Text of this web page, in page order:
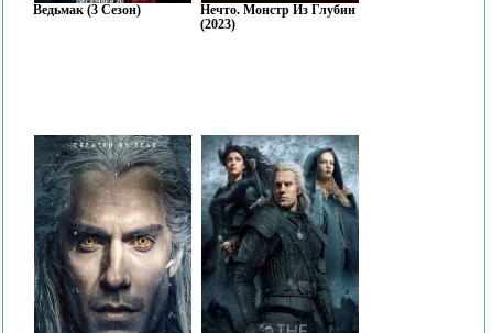
Ведьмак (3 Сезон)
Нечто. Монстр Из Глубин
(2023)